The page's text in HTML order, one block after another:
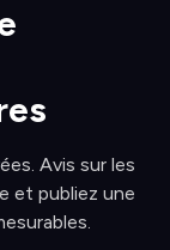
Avis sur les
et publiez une